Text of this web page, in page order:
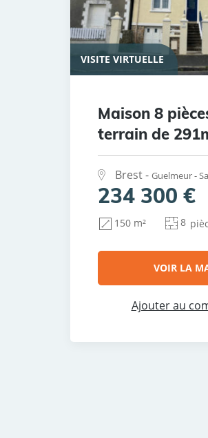
VISITE VIRTUELLE
Maison 8
terrain de
Brest -Guelmeur -
234 300 €
150 m² 8
VOIR LA
Ajouter au